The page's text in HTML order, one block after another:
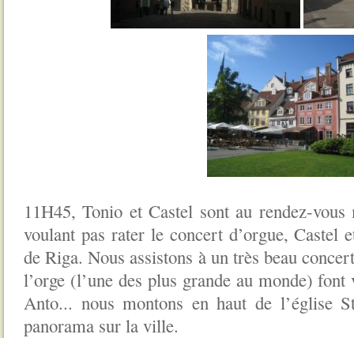
11H45, Tonio et Castel sont au rendez-
voulant pas rater le concert d’orgue, Castel
de Riga. Nous assistons à un très beau
l’orge (l’une des plus grande au monde)
Anto... nous montons en haut de l’église
panorama sur la ville.